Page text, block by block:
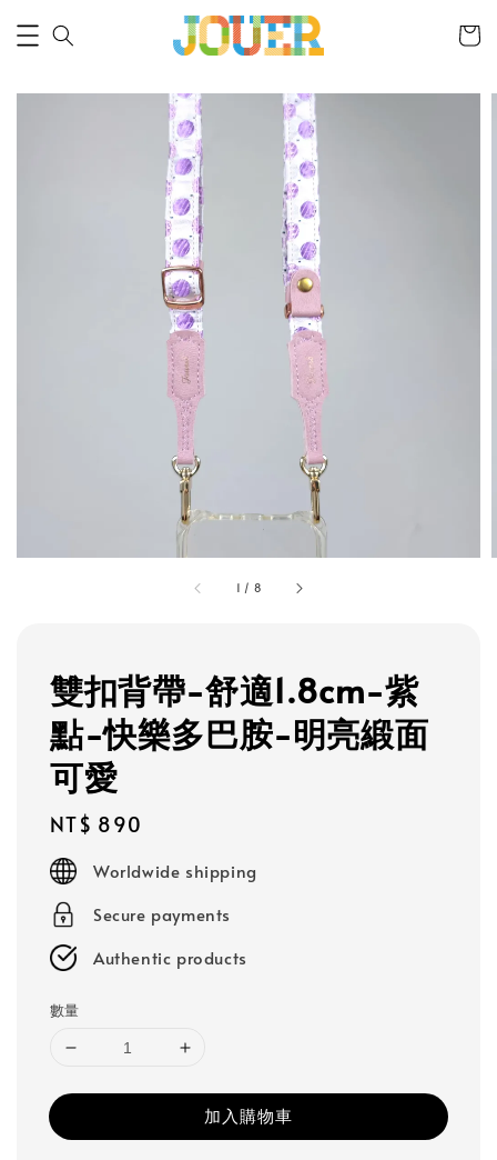
1 / 8
雙扣背帶-舒適1.8cm-紫
點-快樂多巴胺-明亮緞面
可愛
Regular
price
NT$ 890
Worldwide shipping
Secure payments
Authentic products
數量
加入購物車